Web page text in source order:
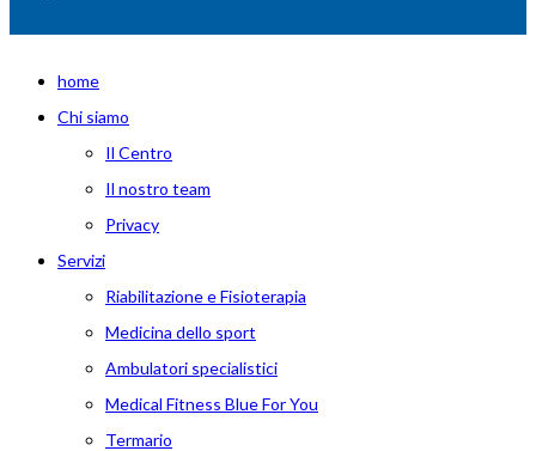
home
Chi siamo
Il Centro
Il nostro team
Privacy
Servizi
Riabilitazione e Fisioterapia
Medicina dello sport
Ambulatori specialistici
Medical Fitness Blue For You
Termario